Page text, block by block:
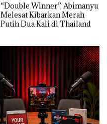
“Double Winner”, Abimanyu
Melesat Kibarkan Merah
Putih Dua Kali di Thailand